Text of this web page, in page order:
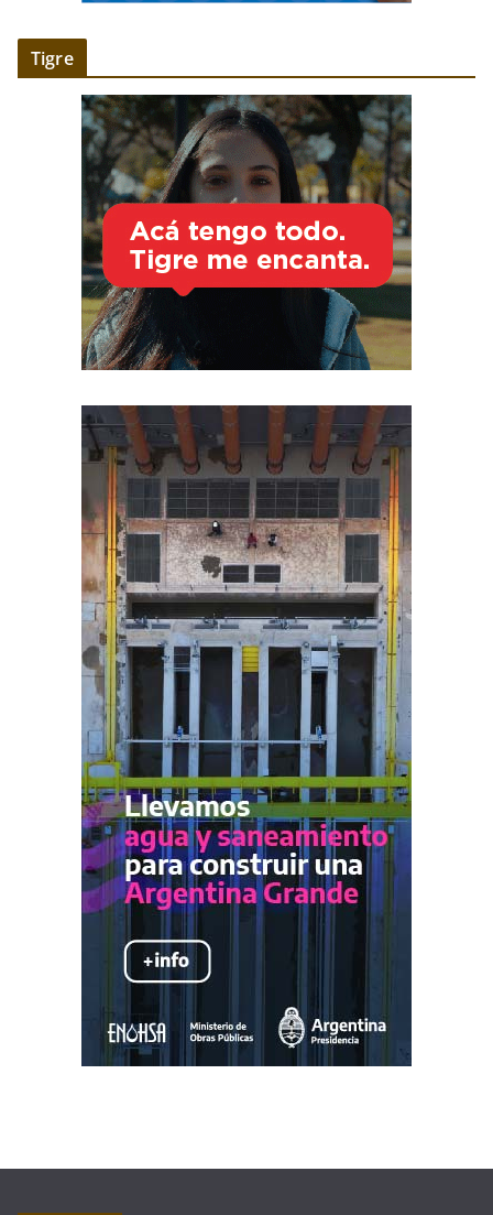
Tigre